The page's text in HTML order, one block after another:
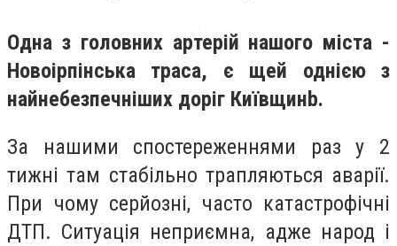
Одна з головних артерій нашого міста -
Новоірпінська траса, є щей однією з
найнебезпечніших доріг Київщинb.
За нашими спостереженнями раз у 2
тижні там стабільно трапляються аварії.
При чому серйозні, часто катастрофічні
ДТП. Ситуація неприємна, адже народ і